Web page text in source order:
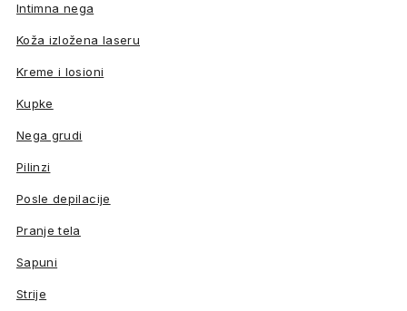
Intimna nega
Koža izložena laseru
Kreme i losioni
Kupke
Nega grudi
Pilinzi
Posle depilacije
Pranje tela
Sapuni
Strije